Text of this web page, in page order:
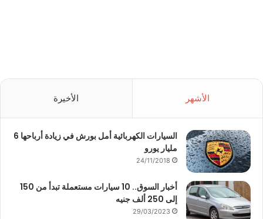
الأشهر الأخيرة
السيارات الكهربائية أمل بورش في زيادة أرباحها 6
مليار يورو
24/11/2018
أخبار السوق.. 10 سيارات مستعملة تبدأ من 150
إلى 250 ألف جنيه
29/03/2023